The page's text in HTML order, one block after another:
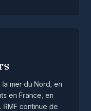
mer du Nord, en
en France, en
RMF continue de